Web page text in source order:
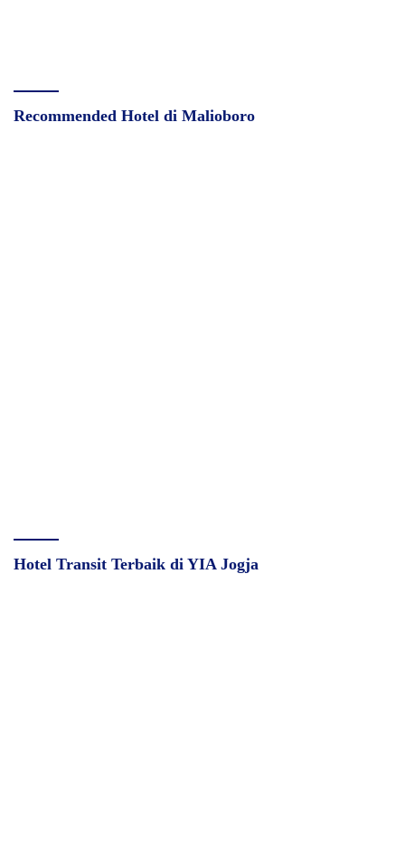
Recommended Hotel di Malioboro
Hotel Transit Terbaik di YIA Jogja